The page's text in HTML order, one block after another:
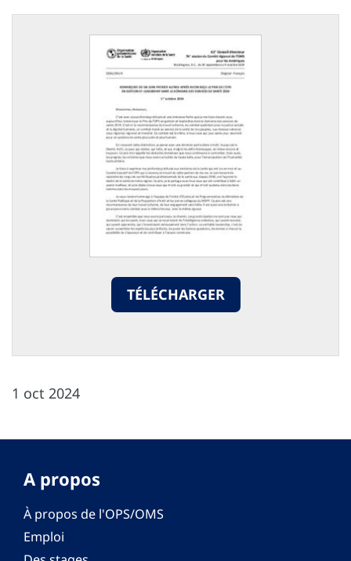
TÉLÉCHARGER
1 oct 2024
A propos
À propos de l'OPS/OMS
Emploi